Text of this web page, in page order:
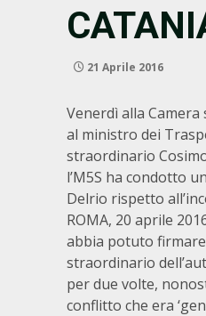
21 Aprile 2016
Venerdì alla
al ministro dei
straordinario
l’M5S ha condotto
Delrio rispetto
ROMA, 20 aprile
abbia potuto
straordinario
per due volte,
conflitto che era